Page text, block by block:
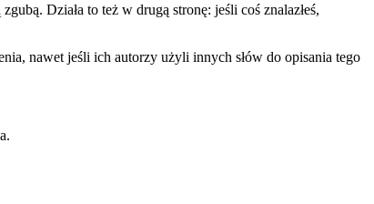
Działa to też w drugą stronę: jeśli coś znalazłeś,
nawet jeśli ich autorzy użyli innych słów do opisania tego